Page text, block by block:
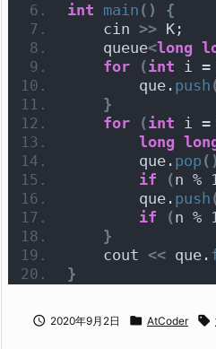
int main ()
{
    cin
>> K;
    queue
<long
for
(int i =
        que.
push
}
for
(int i =
long
        que.
pop ()
if
(n %
        que.
push
if
(n %
}
    cout
<< que.
}
 2020年9月2日  AtCoder 